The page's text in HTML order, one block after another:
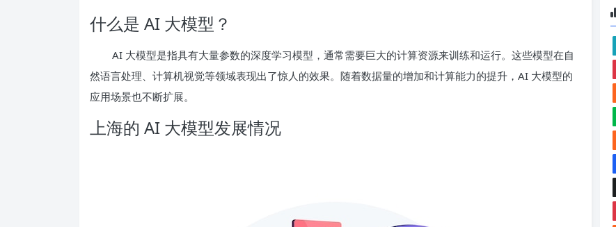
什么是 AI 大模型？
AI 大模型是指具有大量参数的深度学习模型，通常需要巨大的计算资源来训练和运行。这些模型在自
然语言处理、计算机视觉等领域表现出了惊人的效果。随着数据量的增加和计算能力的提升，AI 大模型的
应用场景也不断扩展。
上海的 AI 大模型发展情况